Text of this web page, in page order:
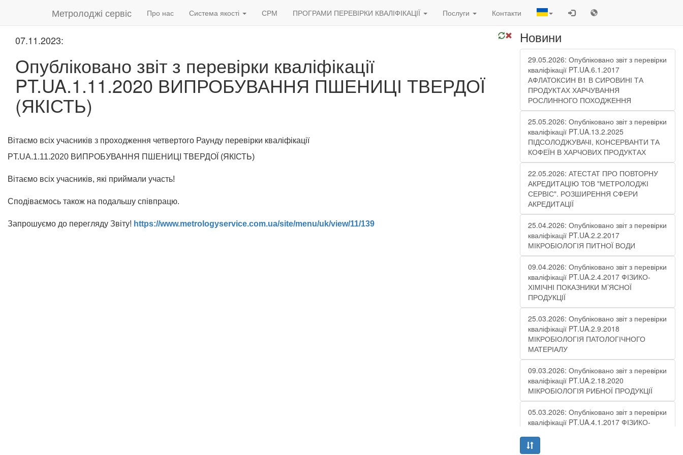
Метролоджі сервіс Про нас Система якості СРМ ПРОГРАМИ ПЕРЕВІРКИ КВАЛІФІКАЦІЇ Послуги Контакти
07.11.2023:
Опубліковано звіт з перевірки кваліфікації
PT.UA.1.11.2020 ВИПРОБУВАННЯ ПШЕНИЦІ ТВЕРДОЇ
(ЯКІСТЬ)
Вітаємо всіх учасників з проходження четвертого Раунду перевірки кваліфікації
PT.UA.1.11.2020 ВИПРОБУВАННЯ ПШЕНИЦІ ТВЕРДОЇ (ЯКІСТЬ)
Вітаємо всіх учасників, які приймали участь!
Сподіваємось також на подальшу співпрацю.
Запрошуємо до перегляду Звіту! https://www.metrologyservice.com.ua/site/menu/uk/view/11/139
Новини
29.05.2026: Опубліковано звіт з перевірки
кваліфікації PT.UA.6.1.2017
АФЛАТОКСИН В1 В СИРОВИНІ ТА
ПРОДУКТАХ ХАРЧУВАННЯ
РОСЛИННОГО ПОХОДЖЕННЯ
25.05.2026: Опубліковано звіт з перевірки
кваліфікації PT.UA.13.2.2025
ПІДСОЛОДЖУВАЧІ, КОНСЕРВАНТИ ТА
КОФЕЇН В ХАРЧОВИХ ПРОДУКТАХ
22.05.2026: АТЕСТАТ ПРО ПОВТОРНУ
АКРЕДИТАЦІЮ ТОВ "МЕТРОЛОДЖІ
СЕРВІС". РОЗШИРЕННЯ СФЕРИ
АКРЕДИТАЦІЇ
25.04.2026: Опубліковано звіт з перевірки
кваліфікації PT.UA.2.2.2017
МІКРОБІОЛОГІЯ ПИТНОЇ ВОДИ
09.04.2026: Опубліковано звіт з перевірки
кваліфікації PT.UA.2.4.2017 ФІЗИКО-
ХІМІЧНІ ПОКАЗНИКИ М’ЯСНОЇ
ПРОДУКЦІЇ
25.03.2026: Опубліковано звіт з перевірки
кваліфікації PT.UA.2.9.2018
МІКРОБІОЛОГІЯ ПАТОЛОГІЧНОГО
МАТЕРІАЛУ
09.03.2026: Опубліковано звіт з перевірки
кваліфікації PT.UA.2.18.2020
МІКРОБІОЛОГІЯ РИБНОЇ ПРОДУКЦІЇ
05.03.2026: Опубліковано звіт з перевірки
кваліфікації PT.UA.4.1.2017 ФІЗИКО-
РАУНД 10